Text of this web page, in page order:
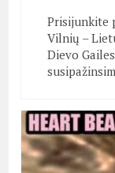
Prisijunkite
Vilnių –
Dievo